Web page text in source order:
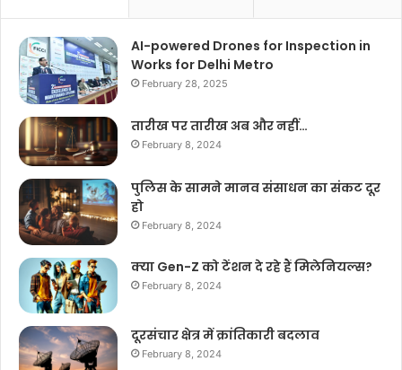
AI-powered Drones for Inspection in
Works for Delhi Metro
February 28, 2025
तारीख पर तारीख अब और नहीं…
February 8, 2024
पुलिस के सामने मानव संसाधन का संकट दूर
हो
February 8, 2024
क्या Gen-Z को टेंशन दे रहे हैं मिलेनियल्स?
February 8, 2024
दूरसंचार क्षेत्र में क्रांतिकारी बदलाव
February 8, 2024